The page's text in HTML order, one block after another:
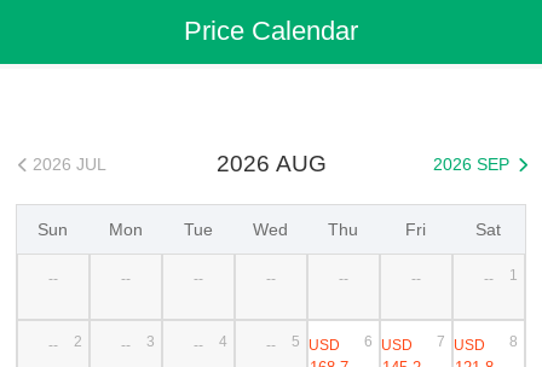
Lanzhou to Turpan Cheap FlightsPrice Calendar
2026 AUG
 2026 JUL 2026 SEP 
Sun Mon Tue Wed Thu Fri Sat
-- -- -- -- -- -- -- 1
-- 2 -- 3 -- 4 -- 5 USD 6 USD 7 USD 8